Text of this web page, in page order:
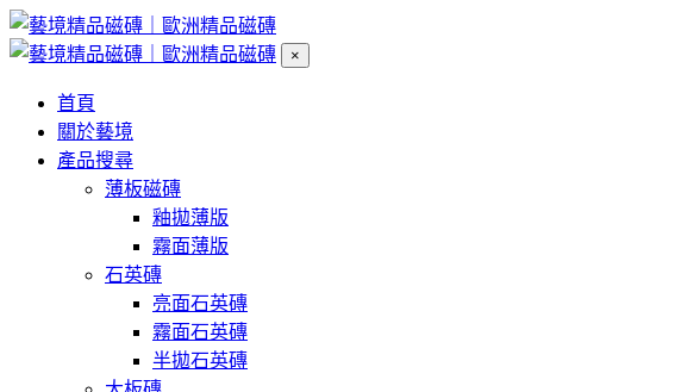
×
首頁
關於藝境
產品搜尋
薄板磁磚
釉拋薄版
霧面薄版
石英磚
亮面石英磚
霧面石英磚
半拋石英磚